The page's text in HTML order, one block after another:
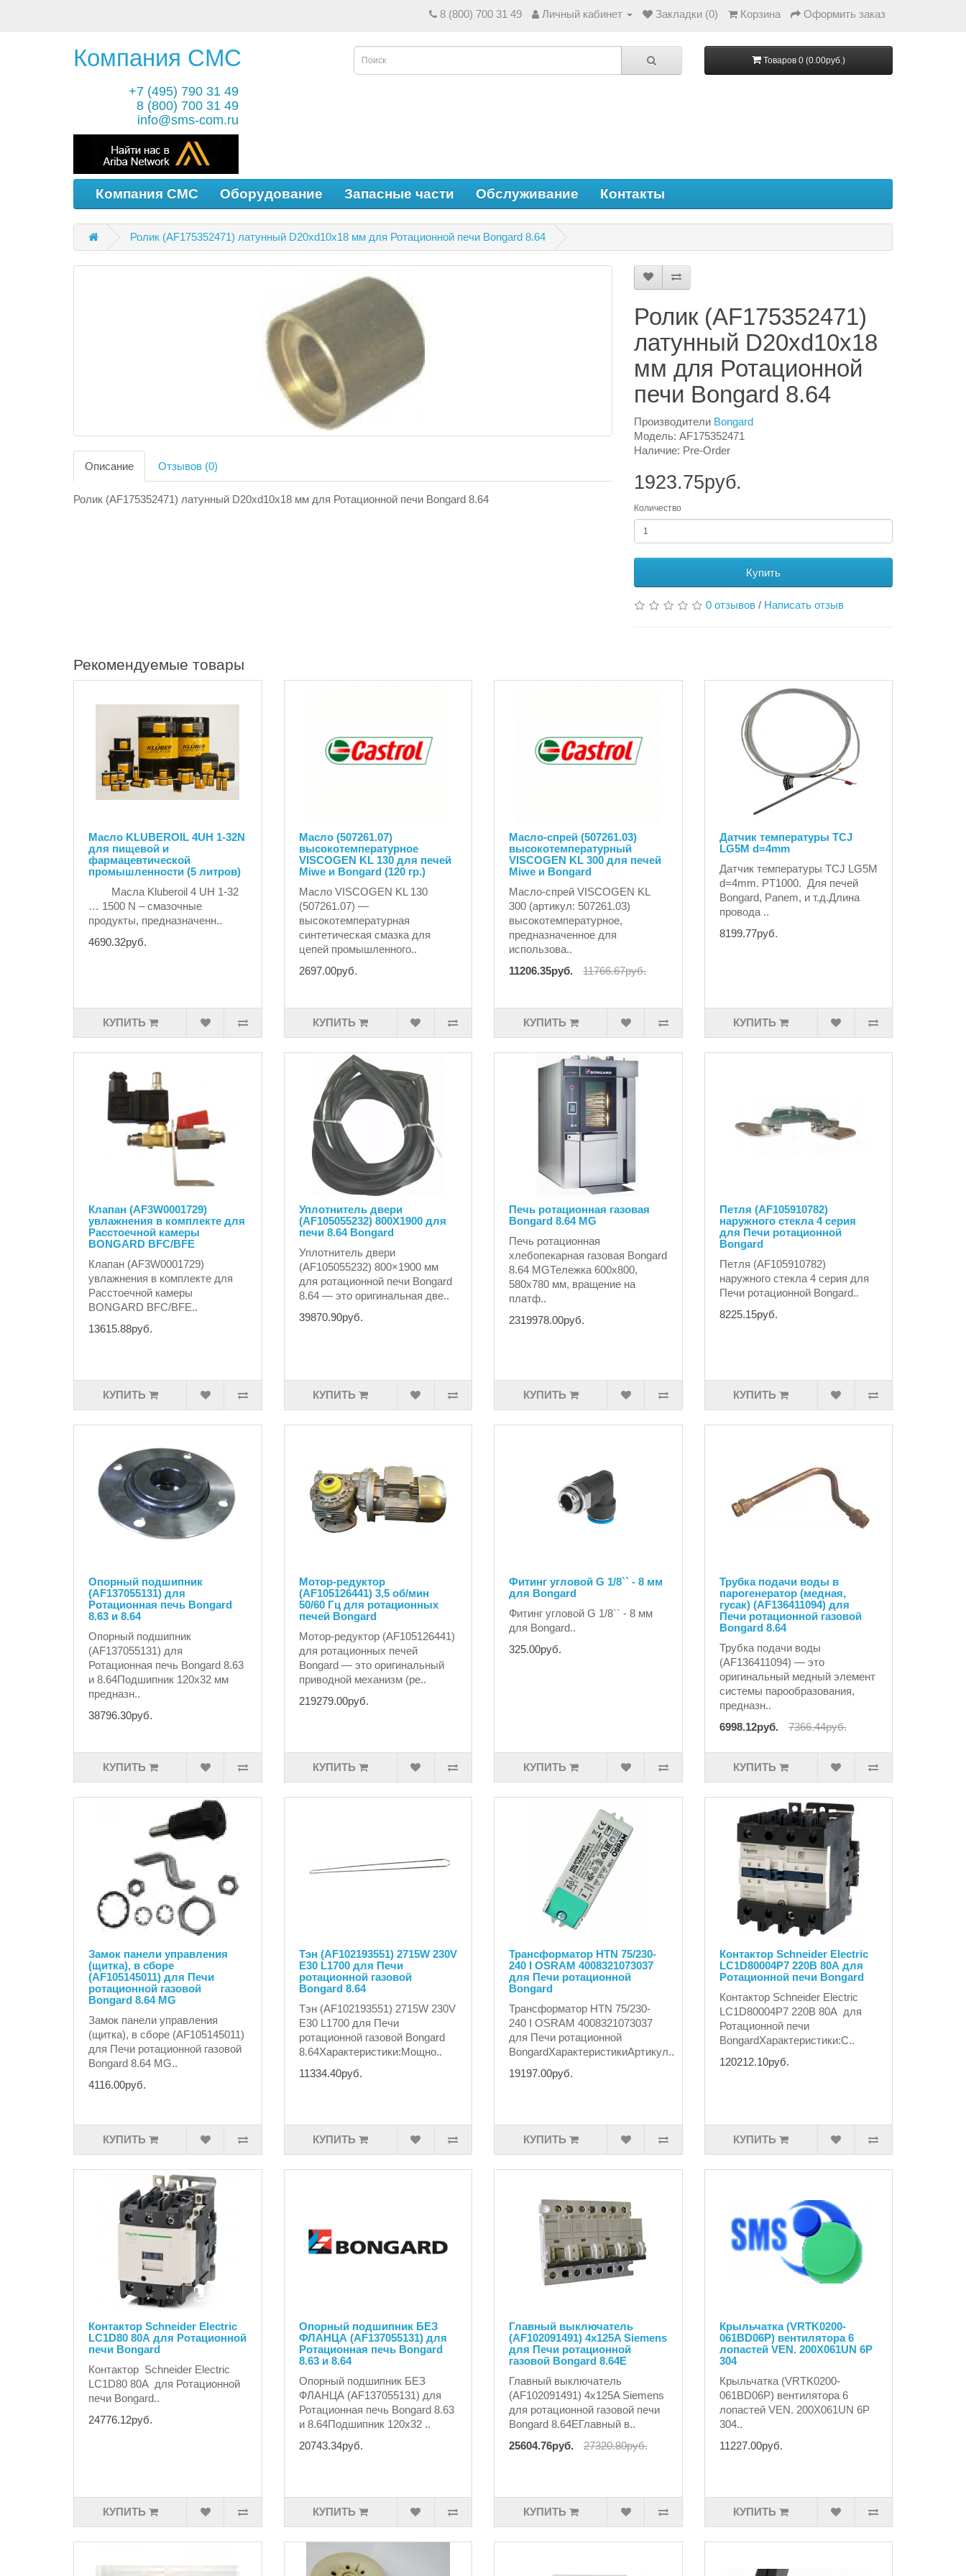
8 (800) 700 31 49 Личный кабинет Закладки (0) Корзина Оформить заказ
Компания СМС
+7 (495) 790 31 49
8 (800) 700 31 49
info@sms-com.ru
Товаров 0 (0.00руб.)
Компания СМС Оборудование Запасные части Обслуживание Контакты
Ролик (AF175352471) латунный D20хd10x18 мм для Ротационной печи Bongard 8.64
Описание Отзывов (0)
Ролик (AF175352471) латунный D20хd10x18 мм для Ротационной печи Bongard 8.64
Ролик (AF175352471)
латунный D20хd10x18
мм для Ротационной
печи Bongard 8.64
Производители Bongard
Модель: AF175352471
Наличие: Pre-Order
1923.75руб.
Количество
Купить
0 отзывов / Написать отзыв
Рекомендуемые товары
Масло KLUBEROIL 4UH 1-32N
для пищевой и
фармацевтической
промышленности (5 литров)
Масла Kluberoil 4 UH 1-32
… 1500 N – смазочные
продукты, предназначенн..
4690.32руб.
КУПИТЬ
Масло (507261.07)
высокотемпературное
VISCOGEN KL 130 для печей
Miwe и Bongard (120 гр.)
Масло VISCOGEN KL 130
(507261.07) —
высокотемпературная
синтетическая смазка для
цепей промышленного..
2697.00руб.
КУПИТЬ
Масло-спрей (507261.03)
высокотемпературный
VISCOGEN KL 300 для печей
Miwe и Bongard
Масло-спрей VISCOGEN KL
300 (артикул: 507261.03)
высокотемпературное,
предназначенное для
использова..
11206.35руб.
11766.67руб.
КУПИТЬ
Датчик температуры TCJ
LG5M d=4mm
Датчик температуры TCJ LG5M
d=4mm. PT1000. Для печей
Bongard, Panem, и т.д.Длина
провода ..
8199.77руб.
КУПИТЬ
Клапан (AF3W0001729)
увлажнения в комплекте для
Расстоечной камеры
BONGARD BFC/BFE
Клапан (AF3W0001729)
увлажнения в комплекте для
Расстоечной камеры
BONGARD BFC/BFE..
13615.88руб.
КУПИТЬ
Уплотнитель двери
(AF105055232) 800X1900 для
печи 8.64 Bongard
Уплотнитель двери
(AF105055232) 800×1900 мм
для ротационной печи Bongard
8.64 — это оригинальная две..
39870.90руб.
КУПИТЬ
Печь ротационная газовая
Bongard 8.64 MG
Печь ротационная
хлебопекарная газовая Bongard
8.64 MGТележка 600x800,
580x780 мм, вращение на
платф..
2319978.00руб.
КУПИТЬ
Петля (AF105910782)
наружного стекла 4 серия
для Печи ротационной
Bongard
Петля (AF105910782)
наружного стекла 4 серия для
Печи ротационной Bongard..
8225.15руб.
КУПИТЬ
Опорный подшипник
(AF137055131) для
Ротационная печь Bongard
8.63 и 8.64
Опорный подшипник
(AF137055131) для
Ротационная печь Bongard 8.63
и 8.64Подшипник 120x32 мм
предназн..
38796.30руб.
КУПИТЬ
Мотор-редуктор
(AF105126441) 3,5 об/мин
50/60 Гц для ротационных
печей Bongard
Мотор-редуктор (AF105126441)
для ротационных печей
Bongard — это оригинальный
приводной механизм (ре..
219279.00руб.
КУПИТЬ
Фитинг угловой G 1/8`` - 8 мм
для Bongard
Фитинг угловой G 1/8`` - 8 мм
для Bongard..
325.00руб.
КУПИТЬ
Трубка подачи воды в
парогенератор (медная,
гусак) (AF136411094) для
Печи ротационной газовой
Bongard 8.64
Трубка подачи воды
(AF136411094) — это
оригинальный медный элемент
системы парообразования,
предназн..
6998.12руб.
7366.44руб.
КУПИТЬ
Замок панели управления
(щитка), в сборе
(AF105145011) для Печи
ротационной газовой
Bongard 8.64 MG
Замок панели управления
(щитка), в сборе (AF105145011)
для Печи ротационной газовой
Bongard 8.64 MG..
4116.00руб.
КУПИТЬ
Тэн (AF102193551) 2715W 230V
E30 L1700 для Печи
ротационной газовой
Bongard 8.64
Тэн (AF102193551) 2715W 230V
E30 L1700 для Печи
ротационной газовой Bongard
8.64Характеристики:Мощно..
11334.40руб.
КУПИТЬ
Трансформатор HTN 75/230-
240 I OSRAM 4008321073037
для Печи ротационной
Bongard
Трансформатор HTN 75/230-
240 I OSRAM 4008321073037
для Печи ротационной
BongardХарактеристикиАртикул..
19197.00руб.
КУПИТЬ
Контактор Schneider Electric
LC1D80004P7 220В 80А для
Ротационной печи Bongard
Контактор Schneider Electric
LC1D80004P7 220В 80А для
Ротационной печи
BongardХарактеристики:С..
120212.10руб.
КУПИТЬ
Контактор Schneider Electric
LC1D80 80А для Ротационной
печи Bongard
Контактор Schneider Electric
LC1D80 80А для Ротационной
печи Bongard..
24776.12руб.
КУПИТЬ
Опорный подшипник БЕЗ
ФЛАНЦА (AF137055131) для
Ротационная печь Bongard
8.63 и 8.64
Опорный подшипник БЕЗ
ФЛАНЦА (AF137055131) для
Ротационная печь Bongard 8.63
и 8.64Подшипник 120x32 ..
20743.34руб.
КУПИТЬ
Главный выключатель
(AF102091491) 4x125A Siemens
для Печи ротационной
газовой Bongard 8.64E
Главный выключатель
(AF102091491) 4x125A Siemens
для ротационной газовой печи
Bongard 8.64EГлавный в..
25604.76руб.
27320.80руб.
КУПИТЬ
Крыльчатка (VRTK0200-
061BD06P) вентилятора 6
лопастей VEN. 200X061UN 6P
304
Крыльчатка (VRTK0200-
061BD06P) вентилятора 6
лопастей VEN. 200X061UN 6P
304..
11227.00руб.
КУПИТЬ